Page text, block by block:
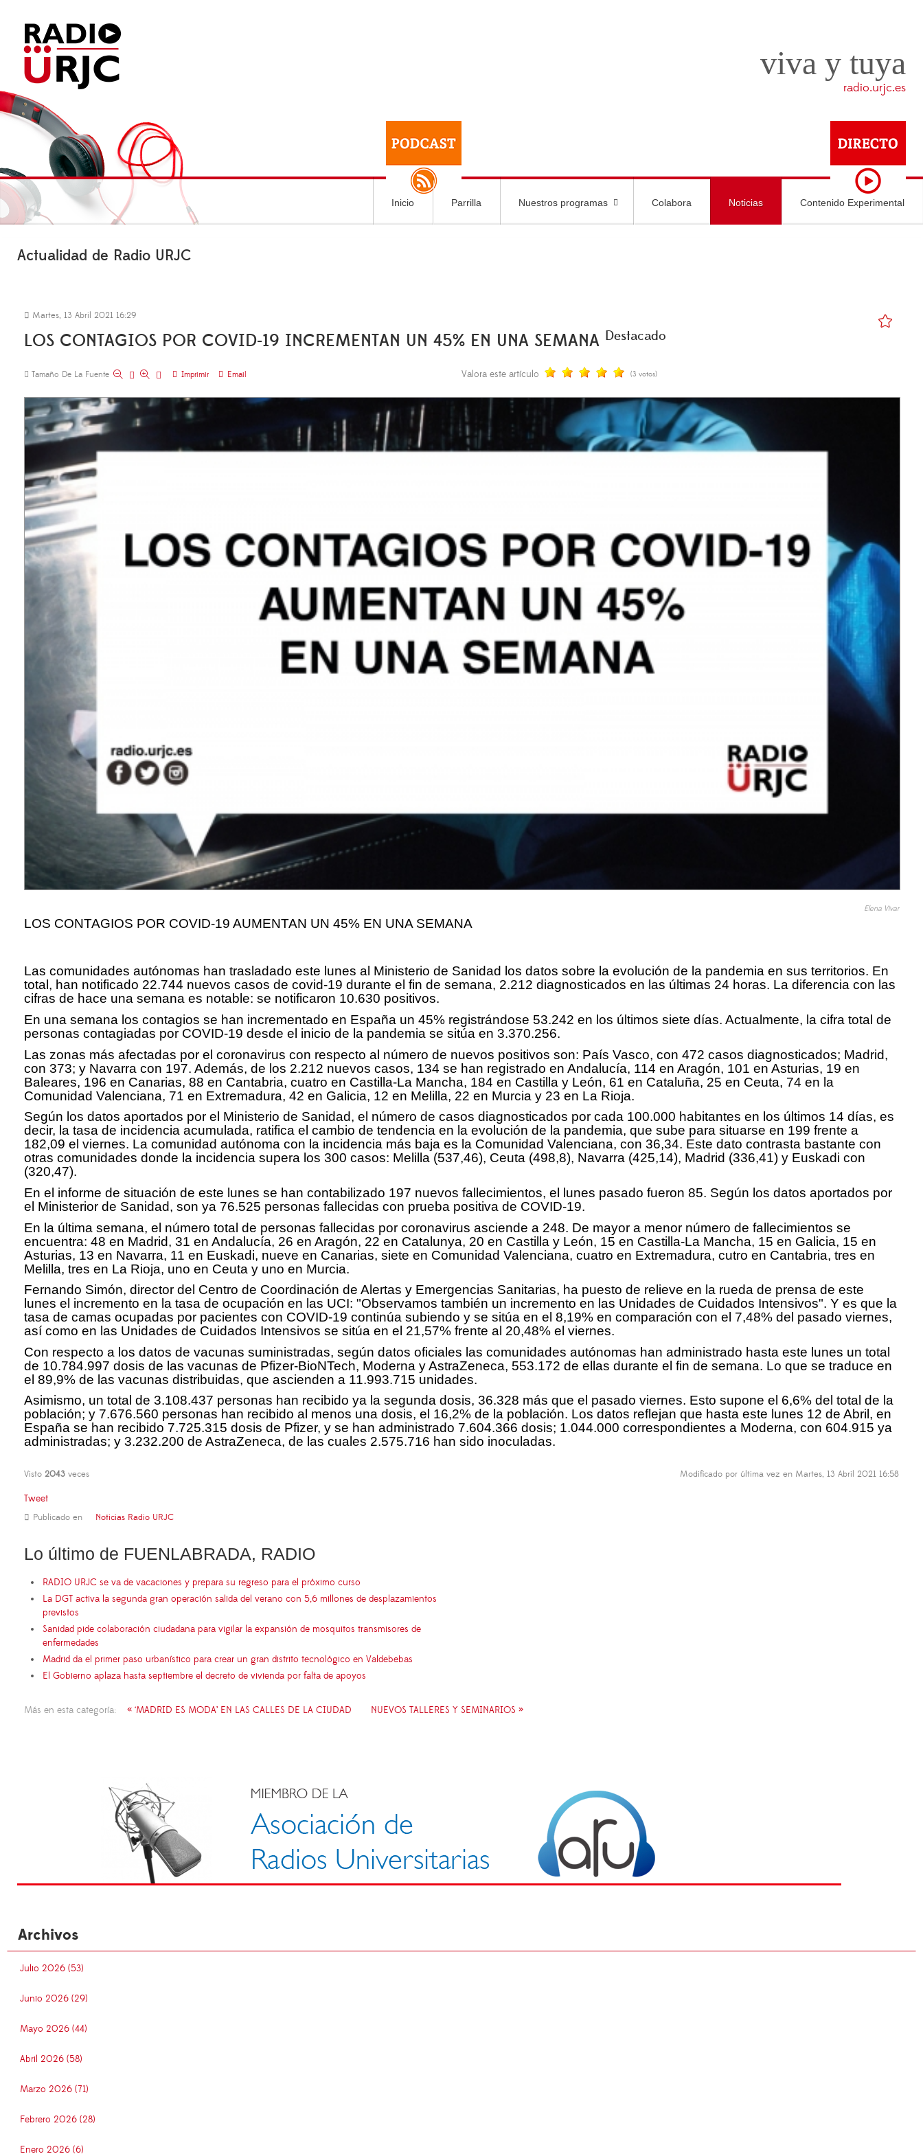
viva y tuya
radio.urjc.es
Inicio Parrilla Nuestros programas Colabora Noticias Contenido Experimental
Actualidad de Radio URJC
Martes, 13 Abril 2021 16:29
LOS CONTAGIOS POR COVID-19 INCREMENTAN UN 45% EN UNA SEMANA Destacado
Tamaño De La Fuente Imprimir Email Valora este artículo (3 votos)
Elena Vivar
LOS CONTAGIOS POR COVID-19 AUMENTAN UN 45% EN UNA SEMANA
Las comunidades autónomas han trasladado este lunes al Ministerio de Sanidad los datos sobre la evolución de la pandemia en sus territorios. En
total, han notificado 22.744 nuevos casos de covid-19 durante el fin de semana, 2.212 diagnosticados en las últimas 24 horas. La diferencia con las
cifras de hace una semana es notable: se notificaron 10.630 positivos.
En una semana los contagios se han incrementado en España un 45% registrándose 53.242 en los últimos siete días. Actualmente, la cifra total de
personas contagiadas por COVID-19 desde el inicio de la pandemia se sitúa en 3.370.256.
Las zonas más afectadas por el coronavirus con respecto al número de nuevos positivos son: País Vasco, con 472 casos diagnosticados; Madrid,
con 373; y Navarra con 197. Además, de los 2.212 nuevos casos, 134 se han registrado en Andalucía, 114 en Aragón, 101 en Asturias, 19 en
Baleares, 196 en Canarias, 88 en Cantabria, cuatro en Castilla-La Mancha, 184 en Castilla y León, 61 en Cataluña, 25 en Ceuta, 74 en la
Comunidad Valenciana, 71 en Extremadura, 42 en Galicia, 12 en Melilla, 22 en Murcia y 23 en La Rioja.
Según los datos aportados por el Ministerio de Sanidad, el número de casos diagnosticados por cada 100.000 habitantes en los últimos 14 días, es
decir, la tasa de incidencia acumulada, ratifica el cambio de tendencia en la evolución de la pandemia, que sube para situarse en 199 frente a
182,09 el viernes. La comunidad autónoma con la incidencia más baja es la Comunidad Valenciana, con 36,34. Este dato contrasta bastante con
otras comunidades donde la incidencia supera los 300 casos: Melilla (537,46), Ceuta (498,8), Navarra (425,14), Madrid (336,41) y Euskadi con
(320,47).
En el informe de situación de este lunes se han contabilizado 197 nuevos fallecimientos, el lunes pasado fueron 85. Según los datos aportados por
el Ministerior de Sanidad, son ya 76.525 personas fallecidas con prueba positiva de COVID-19.
En la última semana, el número total de personas fallecidas por coronavirus asciende a 248. De mayor a menor número de fallecimientos se
encuentra: 48 en Madrid, 31 en Andalucía, 26 en Aragón, 22 en Catalunya, 20 en Castilla y León, 15 en Castilla-La Mancha, 15 en Galicia, 15 en
Asturias, 13 en Navarra, 11 en Euskadi, nueve en Canarias, siete en Comunidad Valenciana, cuatro en Extremadura, cutro en Cantabria, tres en
Melilla, tres en La Rioja, uno en Ceuta y uno en Murcia.
Fernando Simón, director del Centro de Coordinación de Alertas y Emergencias Sanitarias, ha puesto de relieve en la rueda de prensa de este
lunes el incremento en la tasa de ocupación en las UCI: "Observamos también un incremento en las Unidades de Cuidados Intensivos". Y es que la
tasa de camas ocupadas por pacientes con COVID-19 continúa subiendo y se sitúa en el 8,19% en comparación con el 7,48% del pasado viernes,
así como en las Unidades de Cuidados Intensivos se sitúa en el 21,57% frente al 20,48% el viernes.
Con respecto a los datos de vacunas suministradas, según datos oficiales las comunidades autónomas han administrado hasta este lunes un total
de 10.784.997 dosis de las vacunas de Pfizer-BioNTech, Moderna y AstraZeneca, 553.172 de ellas durante el fin de semana. Lo que se traduce en
el 89,9% de las vacunas distribuidas, que ascienden a 11.993.715 unidades.
Asimismo, un total de 3.108.437 personas han recibido ya la segunda dosis, 36.328 más que el pasado viernes. Esto supone el 6,6% del total de la
población; y 7.676.560 personas han recibido al menos una dosis, el 16,2% de la población. Los datos reflejan que hasta este lunes 12 de Abril, en
España se han recibido 7.725.315 dosis de Pfizer, y se han administrado 7.604.366 dosis; 1.044.000 correspondientes a Moderna, con 604.915 ya
administradas; y 3.232.200 de AstraZeneca, de las cuales 2.575.716 han sido inoculadas.
Visto 2043 veces Modificado por última vez en Martes, 13 Abril 2021 16:58
Tweet
Publicado en Noticias Radio URJC
Lo último de FUENLABRADA, RADIO
RADIO URJC se va de vacaciones y prepara su regreso para el próximo curso
La DGT activa la segunda gran operación salida del verano con 5,6 millones de desplazamientos
previstos
Sanidad pide colaboración ciudadana para vigilar la expansión de mosquitos transmisores de
enfermedades
Madrid da el primer paso urbanístico para crear un gran distrito tecnológico en Valdebebas
El Gobierno aplaza hasta septiembre el decreto de vivienda por falta de apoyos
Más en esta categoría: « ‘MADRID ES MODA’ EN LAS CALLES DE LA CIUDAD NUEVOS TALLERES Y SEMINARIOS »
Archivos
Julio 2026 (53)
Junio 2026 (29)
Mayo 2026 (44)
Abril 2026 (58)
Marzo 2026 (71)
Febrero 2026 (28)
Enero 2026 (6)